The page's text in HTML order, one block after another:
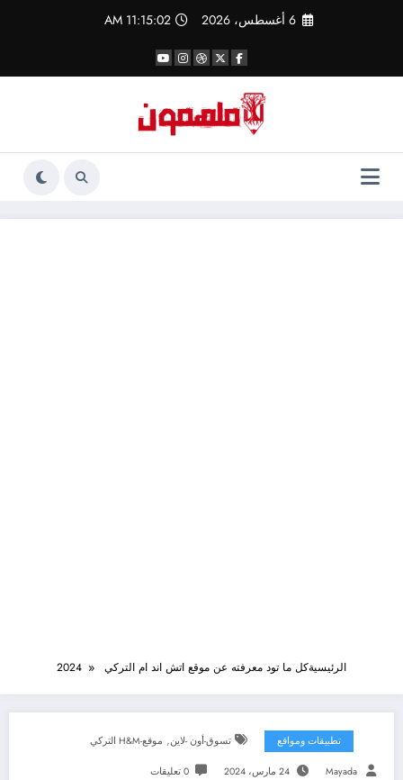
6 أغسطس، 2026 11:15:03 AM
الرئيسيةكل ما تود معرفته عن موقع اتش اند ام التركي 2024
تطبيقات ومواقع تسوق-أون -لاين, موقع-H&M التركي
Mayada 24 مارس، 2024 0 تعليقات